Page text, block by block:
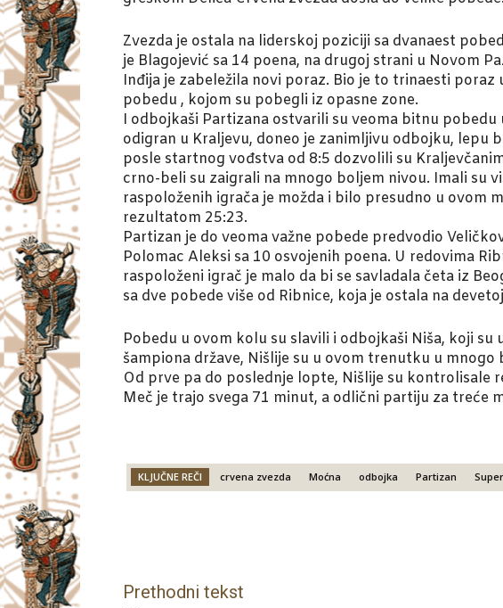
Zvezda je ostala na liderskoj poziciji sa dvanaest
je Blagojević sa 14 poena, na drugoj strani u Novom
Inđija je zabeležila novi poraz. Bio je to trinaesti
pobedu , kojom su pobegli iz opasne zone.
I odbojkaši Partizana ostvarili su veoma bitnu
odigran u Kraljevu, doneo je zanimljivu odbojku, lepu
posle startnog vođstva od 8:5 dozvolili su
crno-beli su zaigrali na mnogo boljem nivou. Imali su
raspoloženih igrača je možda i bilo presudno u ovom
rezultatom 25:23.
Partizan je do veoma važne pobede predvodio
Polomac Aleksi sa 10 osvojenih poena. U redovima
raspoloženi igrač je malo da bi se savladala četa iz
sa dve pobede više od Ribnice, koja je ostala na
Pobedu u ovom kolu su slavili i odbojkaši Niša, koji su
šampiona države, Nišlije su u ovom trenutku u
Od prve pa do poslednje lopte, Nišlije su kontrolisale
Meč je trajo svega 71 minut, a odlični partiju za treće
KLJUČNE REČI crvena zvezda Moćna odbojka Partizan
Prethodni tekst